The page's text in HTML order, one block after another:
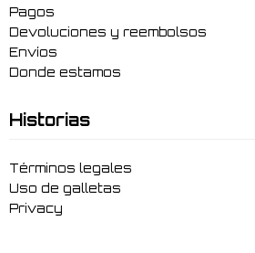
Pagos
Devoluciones y reembolsos
Envíos
Donde estamos
Historias
Términos legales
Uso de galletas
Privacy